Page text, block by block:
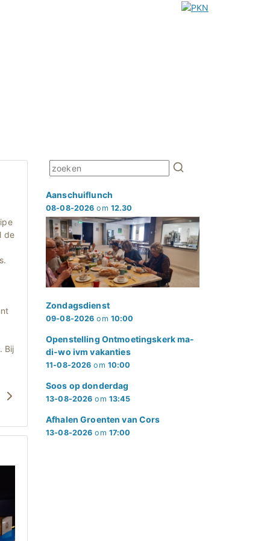
de
Bij
Aanschuiflunch
08-08-2026 om 12.30
Zondagsdienst
09-08-2026 om 10:00
Openstelling Ontmoetingskerk ma-
di-wo ivm vakanties
11-08-2026 om 10:00
Soos op donderdag
13-08-2026 om 13:45
Afhalen Groenten van Cors
13-08-2026 om 17:00